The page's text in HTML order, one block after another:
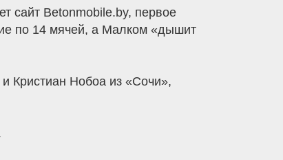
сайт Betonmobile.by, первое
по 14 мячей, а Малком «дышит
Кристиан Нобоа из «Сочи»,